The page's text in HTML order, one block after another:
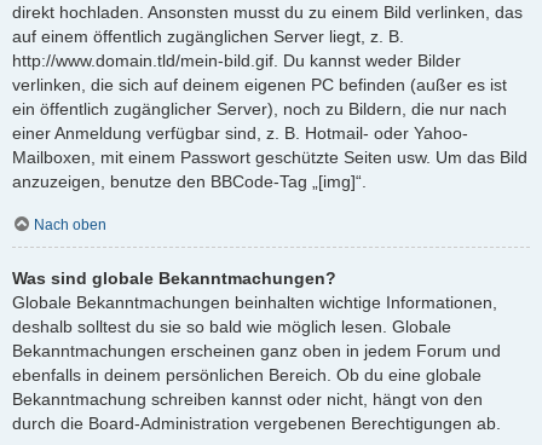
direkt hochladen. Ansonsten musst du zu einem Bild verlinken, das
auf einem öffentlich zugänglichen Server liegt, z. B.
http://www.domain.tld/mein-bild.gif. Du kannst weder Bilder
verlinken, die sich auf deinem eigenen PC befinden (außer es ist
ein öffentlich zugänglicher Server), noch zu Bildern, die nur nach
einer Anmeldung verfügbar sind, z. B. Hotmail- oder Yahoo-
Mailboxen, mit einem Passwort geschützte Seiten usw. Um das Bild
anzuzeigen, benutze den BBCode-Tag „[img]“.
Nach oben
Was sind globale Bekanntmachungen?
Globale Bekanntmachungen beinhalten wichtige Informationen,
deshalb solltest du sie so bald wie möglich lesen. Globale
Bekanntmachungen erscheinen ganz oben in jedem Forum und
ebenfalls in deinem persönlichen Bereich. Ob du eine globale
Bekanntmachung schreiben kannst oder nicht, hängt von den
durch die Board-Administration vergebenen Berechtigungen ab.